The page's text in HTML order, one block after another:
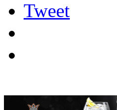
Tweet